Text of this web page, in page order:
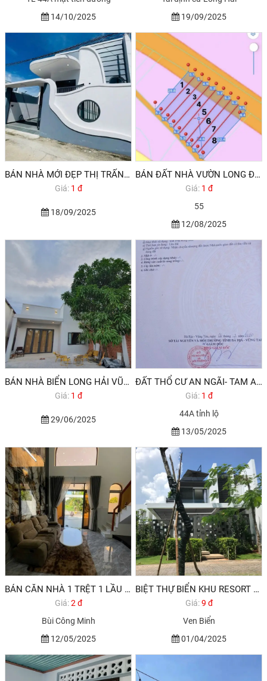
14/10/2025
19/09/2025
BÁN NHÀ MỚI ĐẸP THỊ TRẤN LONG ĐIỀN BRVT GIÁ DƯỚI 2 TỶ
Giá: 1 đ
18/09/2025
BÁN ĐẤT NHÀ VƯỜN LONG ĐIỀN BRVT
Giá: 1 đ
55
12/08/2025
BÁN NHÀ BIỂN LONG HẢI VŨNG TÀU
Giá: 1 đ
29/06/2025
ĐẤT THỔ CƯ AN NGÃI- TAM AN GẦN TP VŨNG TÀU
Giá: 1 đ
44A tỉnh lộ
13/05/2025
BÁN CĂN NHÀ 1 TRỆT 1 LẦU ĐƯỜNG BÙI CÔNG MINH TRUNG TÂM LONG ĐIỀN, BÀ RỊA.
Giá:2 đ
Bùi Công Minh
12/05/2025
BIỆT THỰ BIỂN KHU RESORT OCEANAMI LONG HẢI VŨNG TÀU
Giá:9 đ
Ven Biển
01/04/2025